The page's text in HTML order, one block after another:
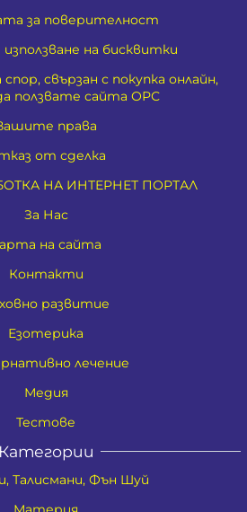
за поверителност
на бисквитки
свързан с покупка онлайн,
ползвате сайта ОРС
права
от сделка
НА ИНТЕРНЕТ ПОРТАЛ
За Нас
на сайта
Контакти
развитие
Езотерика
лечение
Медия
Тестове
Категории
Талисмани, Фън Шуй